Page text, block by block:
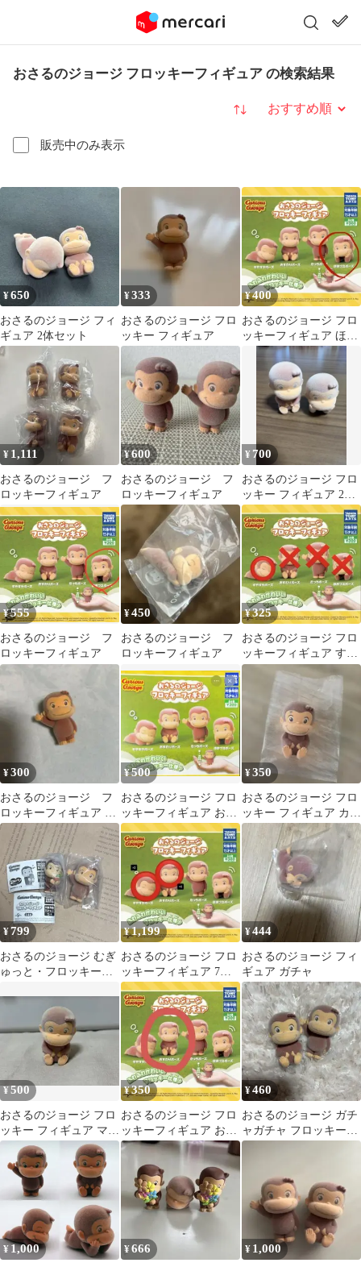
おさるのジョージ フロッキーフィギュア の検索結果
販売中のみ表示
並び替え
¥650
おさるのジョージ フィ
ギュア 2体セット
¥333
おさるのジョージ フロ
ッキー フィギュア
¥400
おさるのジョージ フロ
ッキーフィギュア ほお
づえポーズ
¥ 1,111
おさるのジョージ フ
ロッキーフィギュア
¥600
おさるのジョージ フ
ロッキーフィギュア
¥ 700
おさるのジョージ フロ
ッキー フィギュア 2体
セット
¥555
おさるのジョージ フ
ロッキーフィギュア
¥450
おさるのジョージ フ
ロッキーフィギュア
¥325
おさるのジョージ フロ
ッキーフィギュア すや
すやポーズ
¥300
おさるのジョージ フ
ロッキーフィギュア た
っちポーズ
¥500
おさるのジョージ フロ
ッキーフィギュア おす
わりポーズ
¥350
おさるのジョージ フロ
ッキー フィギュア カプ
セルトイ 難あり
¥799
おさるのジョージ むぎ
ゅっと・フロッキーフ
¥1,199
おさるのジョージ フロ
ッキーフィギュア 7点
セット すやすや おすわ
り
¥444
おさるのジョージ フィ
ギュア ガチャ
¥500
おさるのジョージ フロ
ッキー フィギュア マス
コット
¥350
おさるのジョージ フロ
ッキーフィギュア おす
わりポーズ
¥460
おさるのジョージ ガチ
ャガチャ フロッキーフ
ィギュア
¥1,000 ¥666 ¥ 1,000